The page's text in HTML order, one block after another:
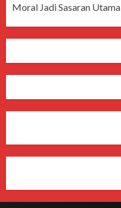
Moral Jadi Sasaran Utama